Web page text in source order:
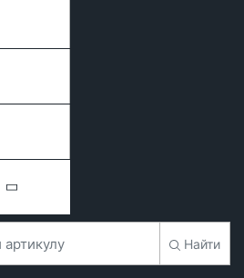
Найти